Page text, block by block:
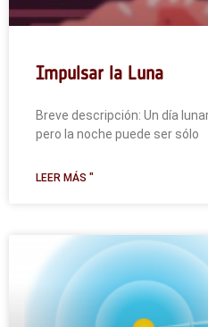
Impulsar la Luna
Breve descripción: Un día
pero la noche puede ser sólo
LEER MÁS "